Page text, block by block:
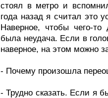
стоял в метро и
года назад я считал это
Наверное, чтобы чего-
была неудача. Если в
наверное, на этом можно
- Почему произошла
- Трудно сказать. Если я